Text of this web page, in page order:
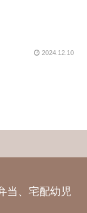
2024.12.10
当、宅配幼児